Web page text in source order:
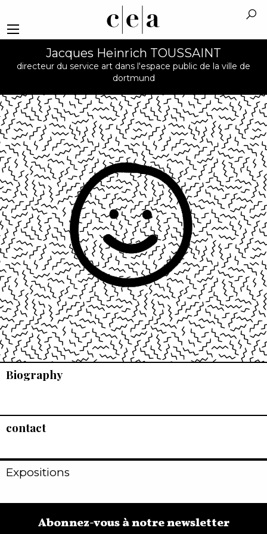
Jacques Heinrich TOUSSAINT
directeur du service art dans l'espace public de la ville de
dortmund
Biography
contact
Expositions
Abonnez-vous à notre newsletter